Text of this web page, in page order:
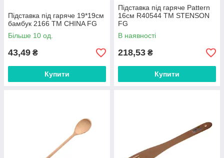
Підставка під гаряче 19*19см
бамбук 2166 ТМ CHINA FG
Більше 10 од.
43,49 ₴
Купити
Підставка під гаряче Pattern
16см R40544 ТМ STENSON
FG
В наявності
218,53 ₴
Купити